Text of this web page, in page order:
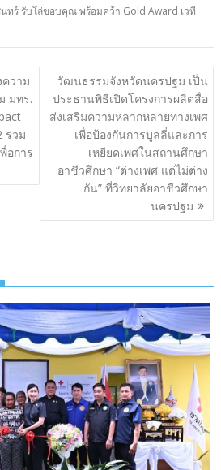
ทร์ รับโล่ขอบคุณ พร้อมคว้า Gold Award เวที
วาม
มทร.
ร่วม
อการ
วัฒนธรรมจังหวัดนครปฐม เป็น
ประธานพิธีเปิดโครงการผลิตสื่อ
ส่งเสริมความหลากหลายทางเพศ
เพื่อป้องกันการบูลลี่และการ
เหยียดเพศในสถานศึกษา
อาชีวศึกษา “ต่างเพศ แต่ไม่ต่าง
กัน” ที่วิทยาลัยอาชีวศึกษา
นครปฐม